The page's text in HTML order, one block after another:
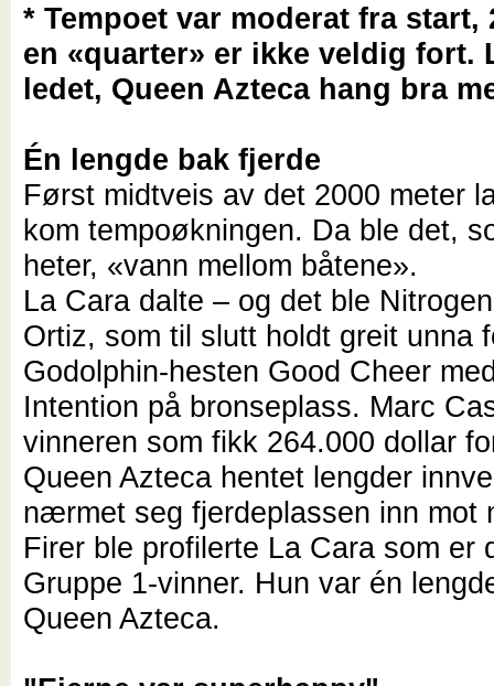
* Tempoet var moderat fra start,
en «quarter» er ikke veldig fort.
ledet, Queen Azteca hang bra
Én lengde bak fjerde
Først midtveis av det 2000 meter
kom tempoøkningen. Da ble det,
heter, «vann mellom båtene».
La Cara dalte – og det ble
Ortiz, som til slutt holdt greit unna
Godolphin-hesten Good Cheer
Intention på bronseplass. Marc
vinneren som fikk 264.000 dollar
Queen Azteca hentet lengder
nærmet seg fjerdeplassen inn mot
Firer ble profilerte La Cara som er
Gruppe 1-vinner. Hun var én
Queen Azteca.